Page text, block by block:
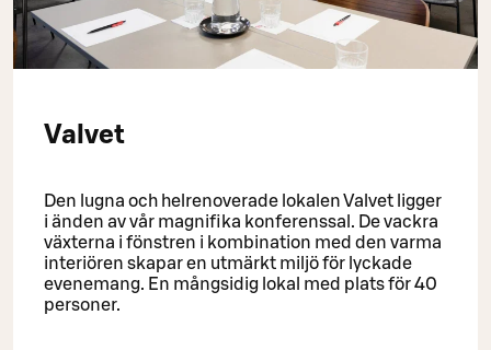
Valvet
Den lugna och helrenoverade lokalen Valvet ligger
i änden av vår magnifika konferenssal. De vackra
växterna i fönstren i kombination med den varma
interiören skapar en utmärkt miljö för lyckade
evenemang. En mångsidig lokal med plats för 40
personer.